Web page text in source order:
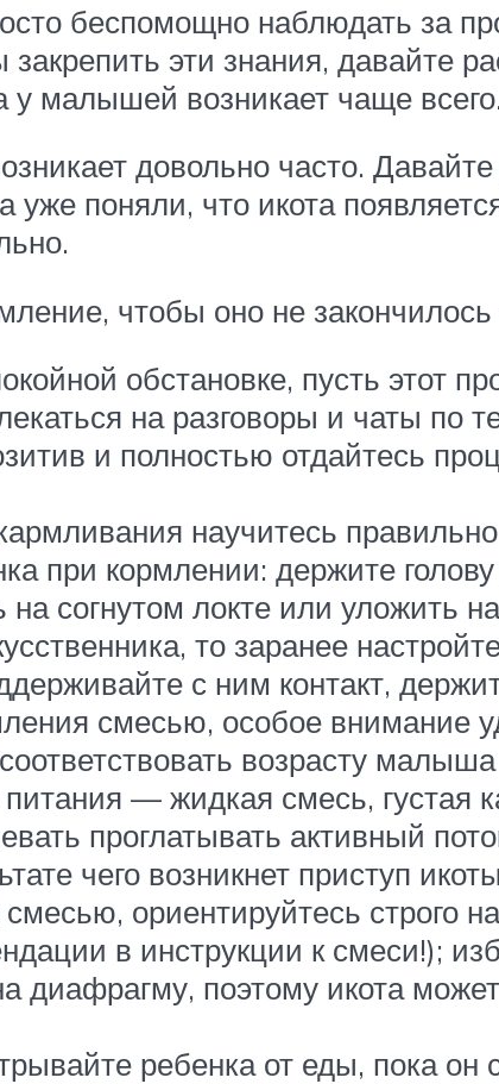
беспомощно наблюдать за
эти знания, давайте
у малышей возникает чаще всего.
довольно часто.
поняли, что икота
чтобы оно не закончилось
обстановке, пусть этот
на разговоры и чаты по
и полностью отдайтесь
научитесь
при кормлении: держите
согнутом локте или уложить
то заранее
с ним контакт,
смесью, особое внимание
возрасту
питания — жидкая смесь,
проглатывать активный
чего возникнет приступ
ориентируйтесь строго
в инструкции к смеси!);
диафрагму, поэтому икота
ребенка от еды, пока